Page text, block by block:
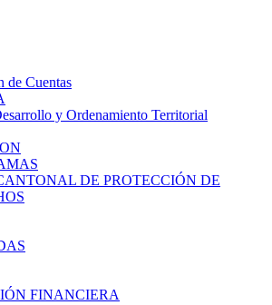
de Cuentas
y Ordenamiento Territorial
DE PROTECCIÓN DE
FINANCIERA